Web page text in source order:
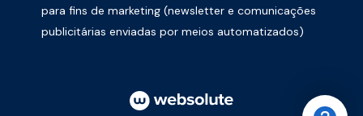
para fins de marketing (newsletter e comunicações
publicitárias enviadas por meios automatizados)